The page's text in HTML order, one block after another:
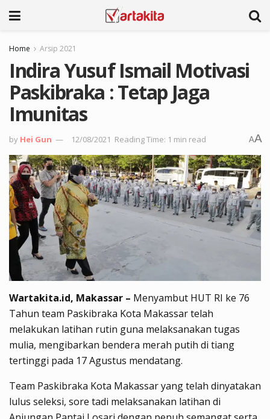
Home Arsip 2021
Indira Yusuf Ismail Motivasi
Paskibraka : Tetap Jaga
Imunitas
by Hei Gun 12/08/2021 Reading Time: 1 min read AA
Wartakita.id, Makassar – Menyambut HUT RI ke 76
Tahun team Paskibraka Kota Makassar telah
melakukan latihan rutin guna melaksanakan tugas
mulia, mengibarkan bendera merah putih di tiang
tertinggi pada 17 Agustus mendatang.
Team Paskibraka Kota Makassar yang telah dinyatakan
lulus seleksi, sore tadi melaksanakan latihan di